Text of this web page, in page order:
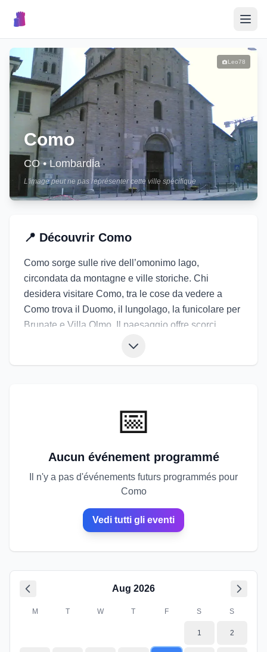
🎉 Événements
🏘️ Villages
📝Publier un Événement
🇮🇹
Como
CO•Lombardia
L'image peut ne pas représenter cette ville spécifique
Leo78
📍 Découvrir Como
Como sorge sulle rive dell’omonimo lago,
circondata da montagne e ville storiche. Chi
desidera visitare Como, tra le cose da vedere a
Como trova il Duomo, il lungolago, la funicolare per
Brunate e Villa Olmo. Il paesaggio offre scorci
Giovanni. Gli eventi a Como trasformano il lago in
un palcoscenico naturale, tra luci, concerti e
📅
Aucun événement programmé
Il n'y a pas d'événements futurs programmés pour
Como
Vedi tutti gli eventi
Aug 2026
M T W T F S S
1 2